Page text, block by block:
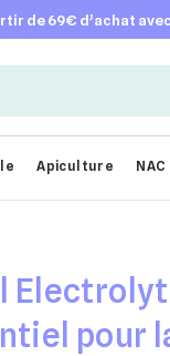
de 69€ d’achat
Apiculture NAC
pour